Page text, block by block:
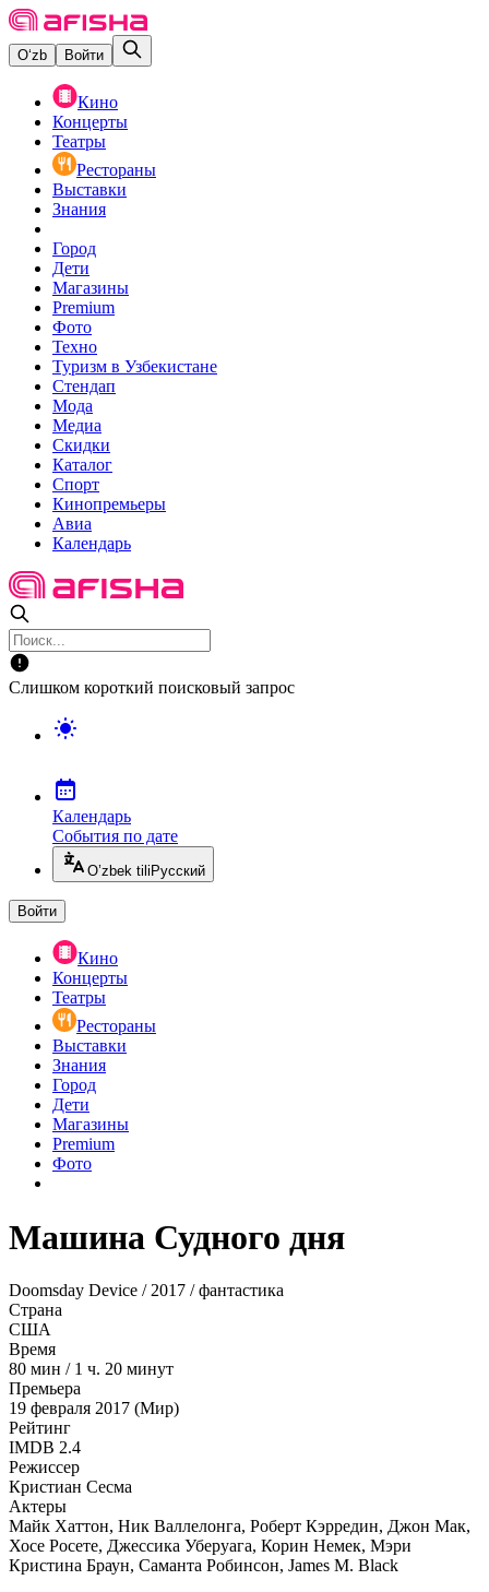
O‘zb Войти
Кино
Концерты
Театры
Рестораны
Выставки
Знания
Город
Дети
Магазины
Premium
Фото
Техно
Туризм в Узбекистане
Стендап
Мода
Медиа
Скидки
Каталог
Спорт
Кинопремьеры
Авиа
Календарь
Слишком короткий поисковый запрос
Календарь
События по дате
O’zbek tili Русский
Войти
Кино
Концерты
Театры
Рестораны
Выставки
Знания
Город
Дети
Магазины
Premium
Фото
Машина Судного дня
Doomsday Device / 2017 / фантастика
Страна
США
Время
80 мин / 1 ч. 20 минут
Премьера
19 февраля 2017 (Мир)
Рейтинг
IMDB 2.4
Режиссер
Кристиан Сесма
Актеры
Майк Хаттон, Ник Валлелонга, Роберт Кэрредин, Джон Мак,
Хосе Росете, Джессика Уберуага, Корин Немек, Мэри
Кристина Браун, Саманта Робинсон, James M. Black